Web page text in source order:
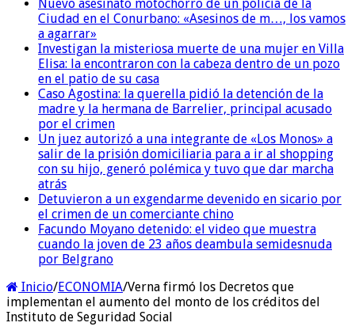
Nuevo asesinato motochorro de un policía de la
Ciudad en el Conurbano: «Asesinos de m…, los vamos
a agarrar»
Investigan la misteriosa muerte de una mujer en Villa
Elisa: la encontraron con la cabeza dentro de un pozo
en el patio de su casa
Caso Agostina: la querella pidió la detención de la
madre y la hermana de Barrelier, principal acusado
por el crimen
Un juez autorizó a una integrante de «Los Monos» a
salir de la prisión domiciliaria para a ir al shopping
con su hijo, generó polémica y tuvo que dar marcha
atrás
Detuvieron a un exgendarme devenido en sicario por
el crimen de un comerciante chino
Facundo Moyano detenido: el video que muestra
cuando la joven de 23 años deambula semidesnuda
por Belgrano
Inicio/ECONOMIA/Verna firmó los Decretos que
implementan el aumento del monto de los créditos del
Instituto de Seguridad Social